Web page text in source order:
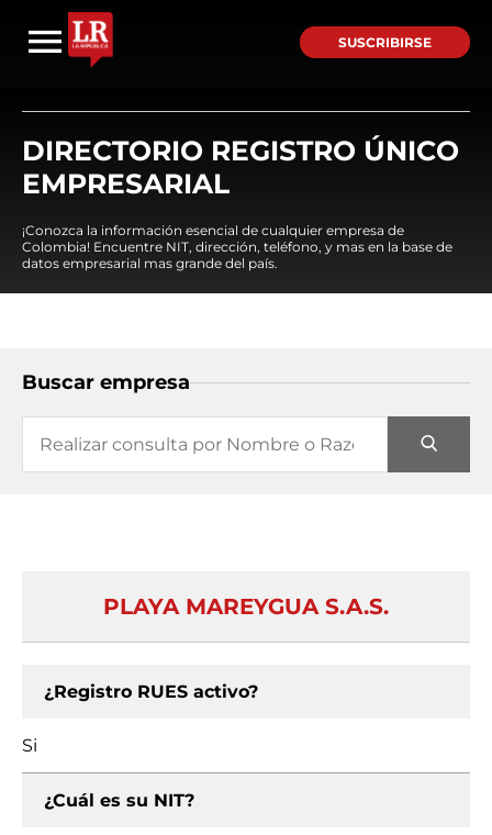
SUSCRIBIRSE
DIRECTORIO REGISTRO ÚNICO
EMPRESARIAL
¡Conozca la información esencial de cualquier empresa de
Colombia! Encuentre NIT, dirección, teléfono, y mas en la base de
datos empresarial mas grande del país.
Buscar empresa
PLAYA MAREYGUA S.A.S.
¿Registro RUES activo?
Si
¿Cuál es su NIT?